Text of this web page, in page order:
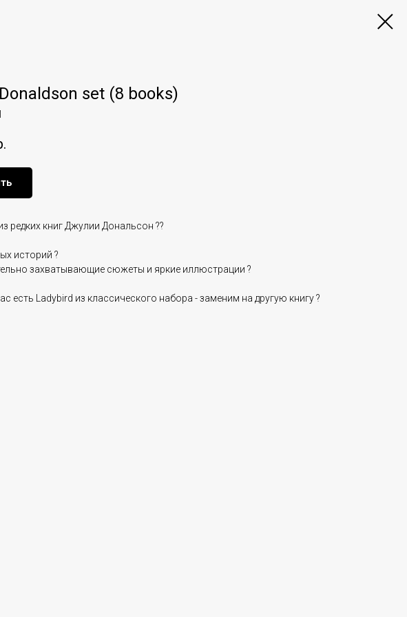
set (8 books)
редких книг Джулии Дональсон ??
историй ?
захватывающие сюжеты и яркие иллюстрации ?
есть Ladybird из классического набора - заменим на другую книгу ?